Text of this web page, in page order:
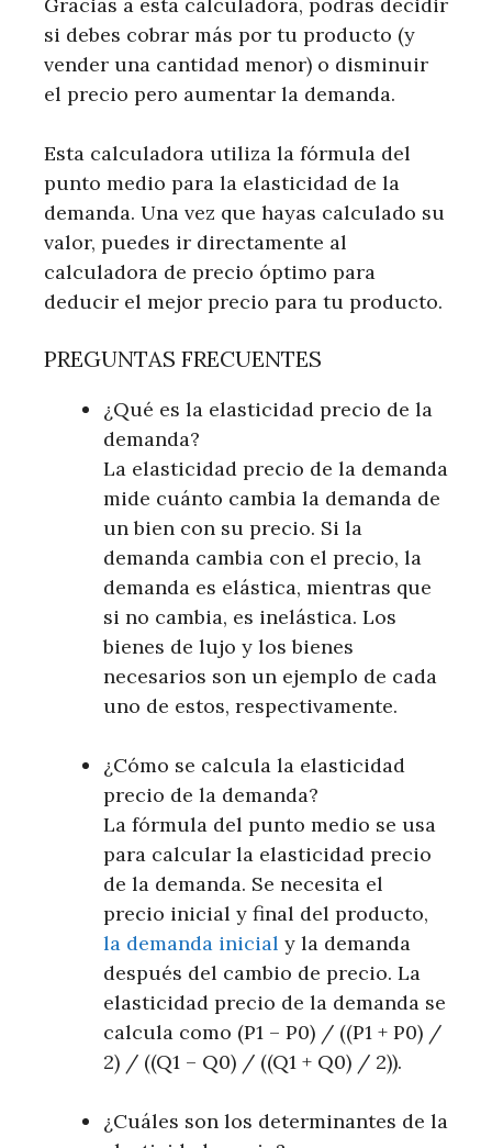
si debes cobrar más por tu producto (y
vender una cantidad menor) o disminuir
el precio pero aumentar la demanda.
Esta calculadora utiliza la fórmula del
punto medio para la elasticidad de la
demanda. Una vez que hayas calculado su
valor, puedes ir directamente al
calculadora de precio óptimo para
deducir el mejor precio para tu producto.
PREGUNTAS FRECUENTES
¿Qué es la elasticidad precio de la
demanda?
La elasticidad precio de la demanda
mide cuánto cambia la demanda de
un bien con su precio. Si la
demanda cambia con el precio, la
demanda es elástica, mientras que
si no cambia, es inelástica. Los
bienes de lujo y los bienes
necesarios son un ejemplo de cada
uno de estos, respectivamente.
¿Cómo se calcula la elasticidad
precio de la demanda?
La fórmula del punto medio se usa
para calcular la elasticidad precio
de la demanda. Se necesita el
precio inicial y final del producto,
la demanda inicial y la demanda
después del cambio de precio. La
elasticidad precio de la demanda se
calcula como (P1 – P0) / ((P1 + P0) /
2) / ((Q1 – Q0) / ((Q1 + Q0) / 2)).
¿Cuáles son los determinantes de la